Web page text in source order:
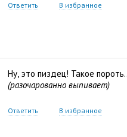
Ответить В избранное
Ну, это пиздец! Такое
(разочарованно выпивает)
Ответить В избранное